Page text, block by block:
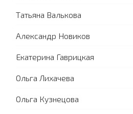
Татьяна Валькова
Александр Новиков
Екатерина Гаврицкая
Ольга Лихачева
Ольга Кузнецова